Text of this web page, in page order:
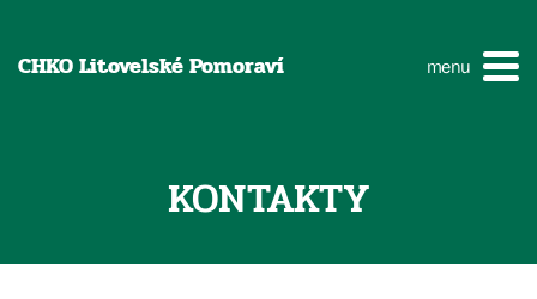
CHKO Litovelské Pomoraví menu
KONTAKTY